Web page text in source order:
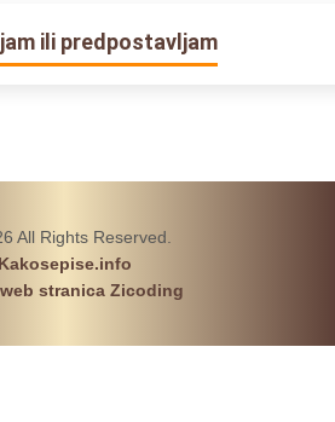
ili predpostavljam
All Rights Reserved.
Kakosepise.info
stranica Zicoding